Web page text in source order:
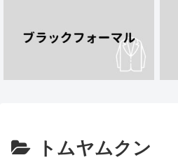
トムヤムクン